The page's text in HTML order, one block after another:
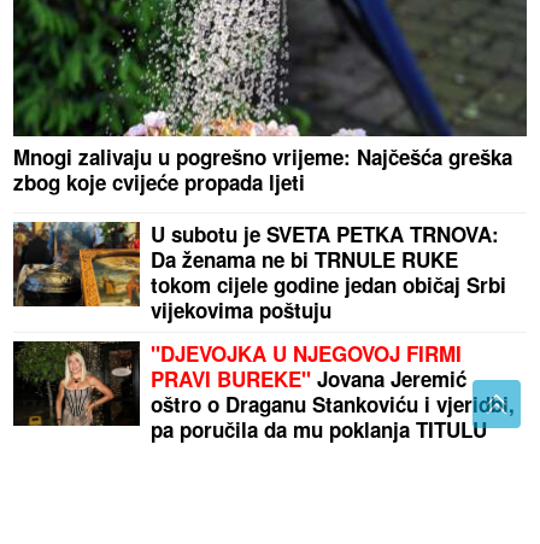
Mnogi zalivaju u pogrešno vrijeme: Najčešća greška
zbog koje cvijeće propada ljeti
U subotu je SVETA PETKA TRNOVA:
Da ženama ne bi TRNULE RUKE
tokom cijele godine jedan običaj Srbi
vijekovima poštuju
"DJEVOJKA U NJEGOVOJ FIRMI
PRAVI BUREKE" Jovana Jeremić
oštro o Draganu Stankoviću i vjeridbi,
pa poručila da mu poklanja TITULU